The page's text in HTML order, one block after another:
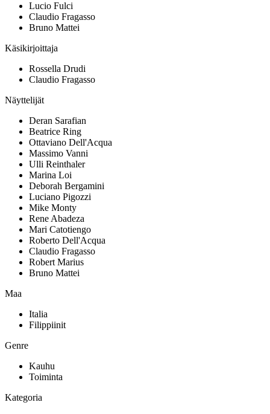
Lucio Fulci
Claudio Fragasso
Bruno Mattei
Käsikirjoittaja
Rossella Drudi
Claudio Fragasso
Näyttelijät
Deran Sarafian
Beatrice Ring
Ottaviano Dell'Acqua
Massimo Vanni
Ulli Reinthaler
Marina Loi
Deborah Bergamini
Luciano Pigozzi
Mike Monty
Rene Abadeza
Mari Catotiengo
Roberto Dell'Acqua
Claudio Fragasso
Robert Marius
Bruno Mattei
Maa
Italia
Filippiinit
Genre
Kauhu
Toiminta
Kategoria